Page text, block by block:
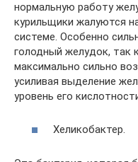
нормальную работу
курильщики жалуются
системе. Особенно
голодный желудок, так
максимально сильно
усиливая выделение
уровень его
Хеликобактер.